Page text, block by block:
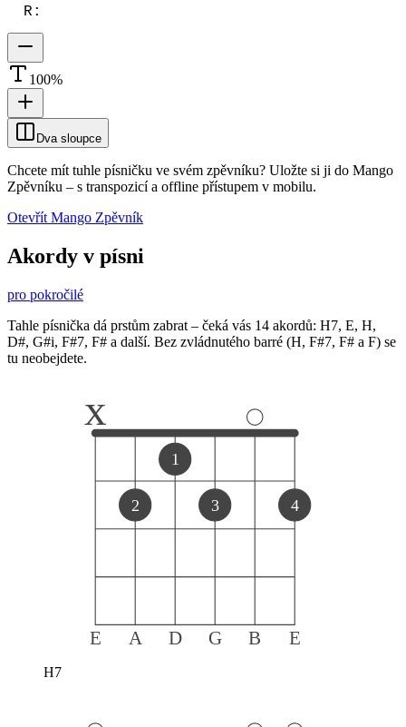
R:
100%
Dva sloupce
Chcete mít tuhle písničku ve svém zpěvníku? Uložte si ji do Mango
Zpěvníku – s transpozicí a offline přístupem v mobilu.
Otevřít Mango Zpěvník
Akordy v písni
pro pokročilé
Tahle písnička dá prstům zabrat – čeká vás 14 akordů: H7, E, H,
D#, G#i, F#7, F# a další. Bez zvládnutého barré (H, F#7, F# a F) se
tu neobejdete.
E A D G B E
x
2
1
3 4
H7